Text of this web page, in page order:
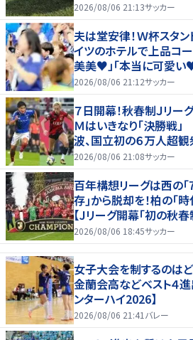
2026/08/06 21:13サッカー
夫は堂安律！Ｗ杯スタ
イツのホテルで上品コ
美美♥」「本当に可愛い
2026/08/06 21:12サッカー
７日開幕！秋春制Ｊリ
Ｍはいきなり「決勝戦
波、国立初の６万人超
2026/08/06 21:08サッカー
百年構想リーグは西の
存｣から脱却を！柏の｢
【Jリーグ開幕｢初の秋
2026/08/06 18:45サッカー
女子大会を制するのは
金蘭会高などベスト４
ンターハイ2026】
2026/08/06 21:41 バレー